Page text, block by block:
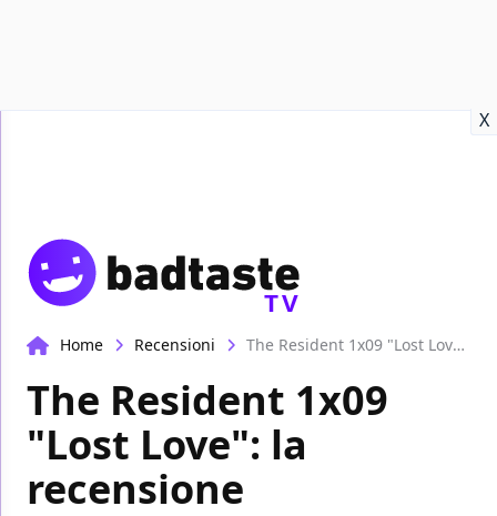
X
TV
Home Recensioni The Resident 1x09 "Lost Love": la recensione
The Resident 1x09
"Lost Love": la
recensione